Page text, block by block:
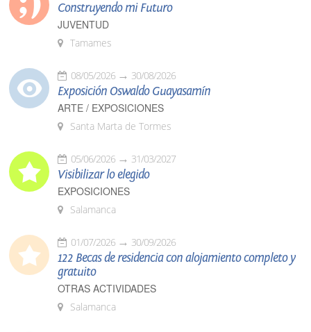
Construyendo mi Futuro
JUVENTUD
Tamames
08/05/2026 30/08/2026
Exposición Oswaldo Guayasamín
ARTE / EXPOSICIONES
Santa Marta de Tormes
05/06/2026 31/03/2027
Visibilizar lo elegido
EXPOSICIONES
Salamanca
01/07/2026 30/09/2026
122 Becas de residencia con alojamiento completo y
gratuito
OTRAS ACTIVIDADES
Salamanca